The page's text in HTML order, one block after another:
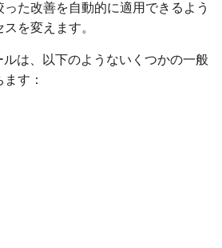
た改善を自動的に適用できるよう
を変えます。
は、以下のようないくつかの一般
す：